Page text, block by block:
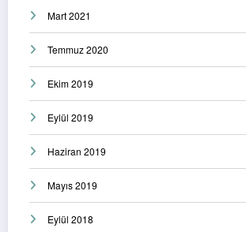
Mart 2021
Temmuz 2020
Ekim 2019
Eylül 2019
Haziran 2019
Mayıs 2019
Eylül 2018